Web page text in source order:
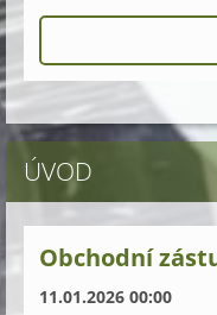
ÚVOD
Obchodní
11.01.2026 00:00